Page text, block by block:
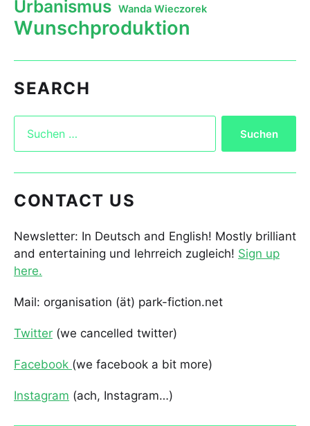
Urbanismus Wanda Wieczorek
Wunschproduktion
SEARCH
CONTACT US
Newsletter: In Deutsch and English! Mostly brilliant
and entertaining und lehrreich zugleich! Sign up
here.
Mail: organisation (ät) park-fiction.net
Twitter (we cancelled twitter)
Facebook (we facebook a bit more)
Instagram (ach, Instagram…)